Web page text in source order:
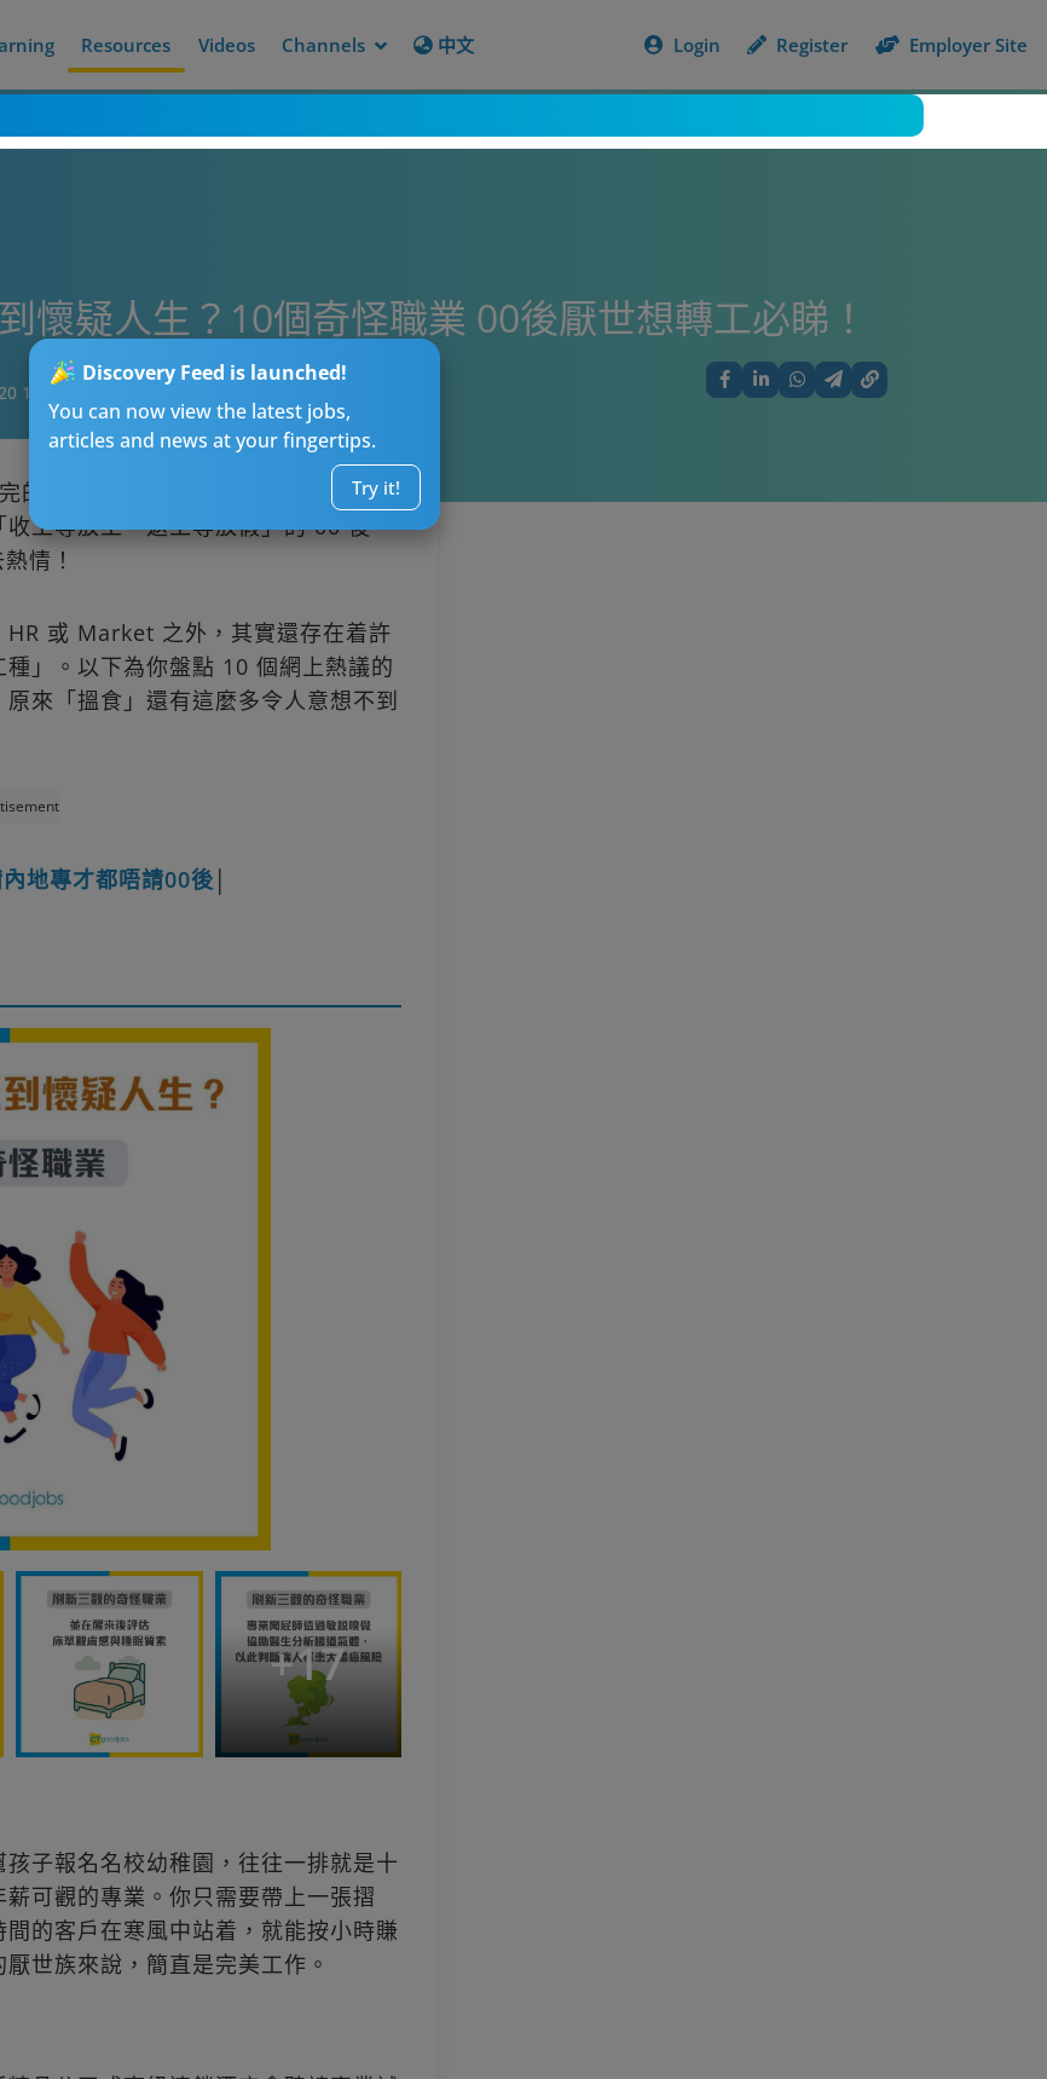
Resources Videos Channels 中文 Login Register Employer Site
Discovery Feed is launched!
You can now view the latest jobs,
articles and news at your fingertips.
Try it!
懷疑人生？10個奇怪職業 00後厭世想轉工必睇！
13:00
的會和改不完的 Excel 報告，是不是
工等放工、返工等放假」的 00 後、
情！
HR 或 Market 之外，其實還存在着許
」。以下為你盤點 10 個網上熱議的
來「搵食」還有這麼多令人意想不到
地專才都唔請00後
+17
子報名名校幼稚園，往往一排就是十
可觀的專業。你只需要帶上一張摺
的客戶在寒風中站着，就能按小時賺
世族來說，簡直是完美工作。